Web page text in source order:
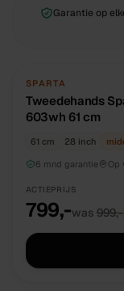
Garantie op
TWEEDEHANDS
SPARTA
Tweedehands
603wh 61 cm
61 cm 28 inch
6 mnd garantie
Op
ACTIEPRIJS
799,-was 999,-